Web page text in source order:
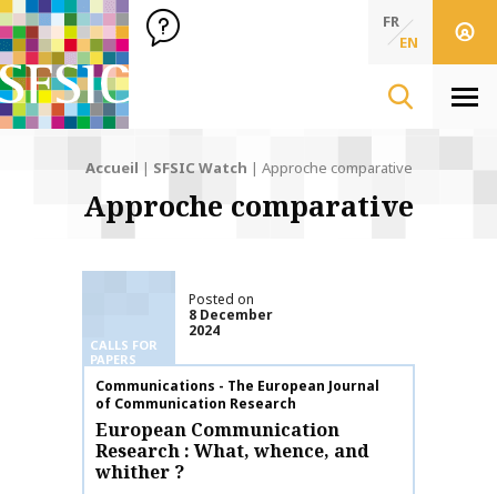
SFSIC Société Française des Sciences de l'Information & de
Société Française des Sciences de
FR
EN
Accueil | SFSIC Watch | Approche comparative
Approche comparative
CALLS FOR
PAPERS
Posted on
8 December
2024
Publication name
Communications - The European Journal
of Communication Research
European Communication
Research : What, whence, and
whither ?